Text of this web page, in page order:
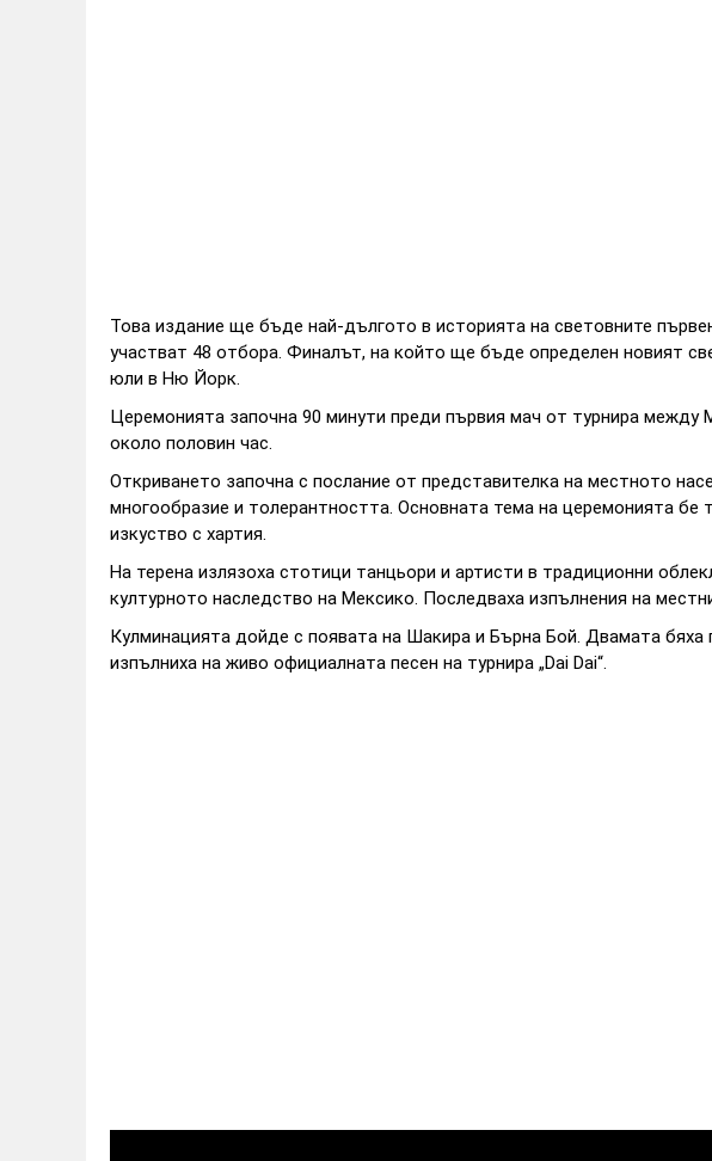
Това издание ще бъде най-дългото в историята на световните
участват 48 отбора. Финалът, на който ще бъде определен новият
юли в Ню Йорк.
Церемонията започна 90 минути преди първия мач от турнира
около половин час.
Откриването започна с послание от представителка на местното
многообразие и толерантността. Основната тема на церемонията бе
изкуство с хартия.
На терена излязоха стотици танцьори и артисти в традиционни
културното наследство на Мексико. Последваха изпълнения на
Кулминацията дойде с появата на Шакира и Бърна Бой. Двамата бяха
изпълниха на живо официалната песен на турнира „Dai Dai“.